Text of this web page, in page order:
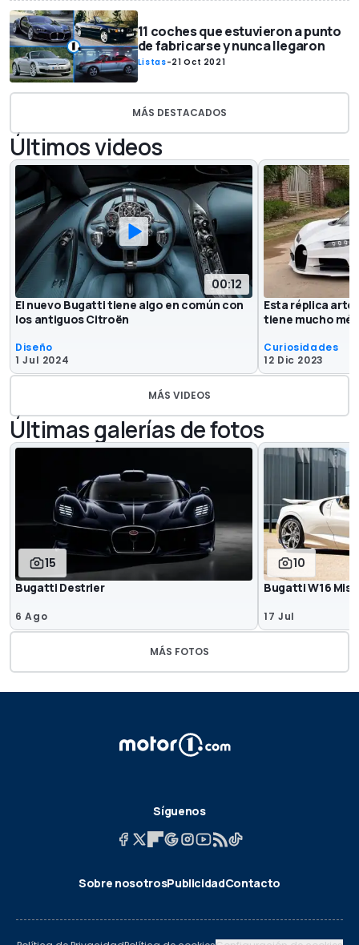
11 coches que estuvieron a punto
de fabricarse y nunca llegaron
Listas-21 Oct 2021
MÁS DESTACADOS
Últimos videos
00:12
El nuevo Bugatti tiene algo en común con
los antiguos Citroën
Diseño
1 Jul 2024
Esta réplica
tiene mucho
Curiosidades
12 Dic 2023
MÁS VIDEOS
Últimas galerías de fotos
15
Bugatti Destrier
6 Ago
10
Bugatti W16
17 Jul
MÁS FOTOS
Síguenos
Sobre nosotrosPublicidadContacto